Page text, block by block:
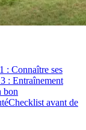
: Connaître ses
: Entraînement
bon
Checklist avant de